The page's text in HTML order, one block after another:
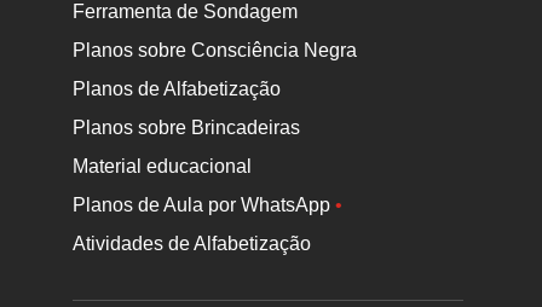
Ferramenta de Sondagem
Planos sobre Consciência Negra
Planos de Alfabetização
Planos sobre Brincadeiras
Material educacional
Planos de Aula por WhatsApp•
Atividades de Alfabetização